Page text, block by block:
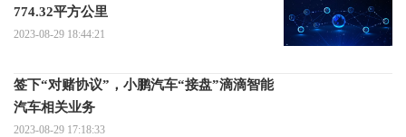
774.32平方公里
2023-08-29 18:44:21
签下“对赌协议”，小鹏汽车“接盘”滴滴智能
汽车相关业务
2023-08-29 17:18:33